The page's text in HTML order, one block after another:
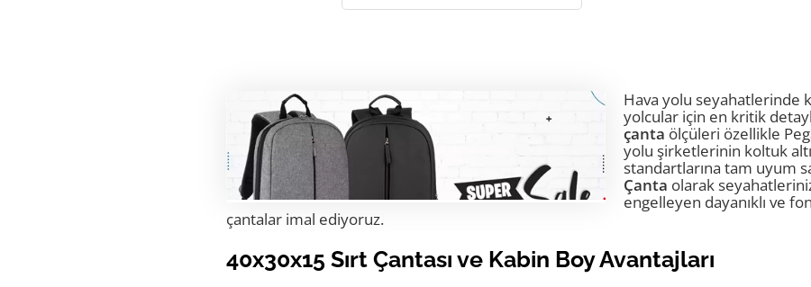
4&#sfr;x3&#sfr;x15 çanta
Hava yolu seyahatlerinde
yolcular için en kritik
çanta ölçüleri özellikle
yolu şirketlerinin koltuk
standartlarına tam uyum
Çanta olarak
engelleyen dayanıklı ve
çantalar imal ediyoruz.
40x30x15 Sırt Çantası ve Kabin Boy Avantajları